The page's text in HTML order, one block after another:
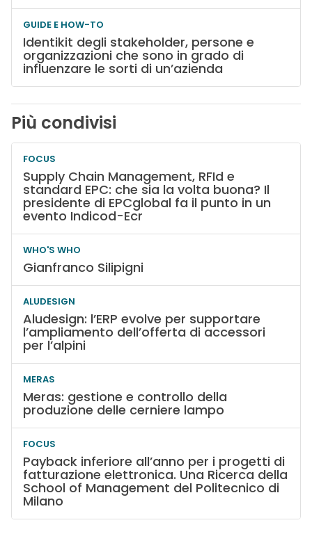
GUIDE E HOW-TO
Identikit degli stakeholder, persone e
organizzazioni che sono in grado di
influenzare le sorti di un’azienda
Più condivisi
FOCUS
Supply Chain Management, RFId e
standard EPC: che sia la volta buona? Il
presidente di EPCglobal fa il punto in un
evento Indicod-Ecr
WHO'S WHO
Gianfranco Silipigni
ALUDESIGN
Aludesign: l’ERP evolve per supportare
l’ampliamento dell’offerta di accessori
per l’alpini
MERAS
Meras: gestione e controllo della
produzione delle cerniere lampo
FOCUS
Payback inferiore all’anno per i progetti di
fatturazione elettronica. Una Ricerca della
School of Management del Politecnico di
Milano